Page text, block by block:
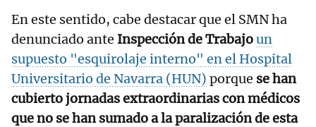
En este sentido, cabe destacar que el SMN ha
denunciado ante Inspección de Trabajoun
supuesto "esquirolaje interno" en el Hospital
Universitario de Navarra (HUN) porque se han
cubierto jornadas extraordinarias con médicos
que no se han sumado a la paralización de esta